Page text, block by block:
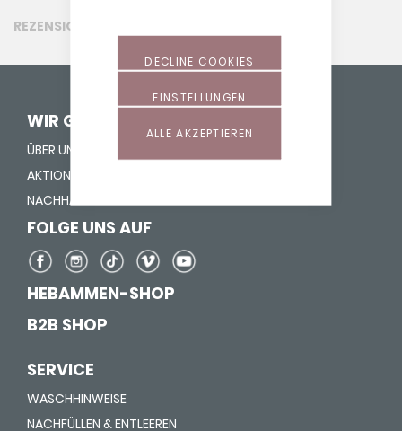
ALLE AKZEPTIEREN
EINSTELLUNGEN
DECLINE COOKIES
REZENSIONEN
WIR GEBEN LEBEN HALT
ÜBER UNS
AKTION "NASE REIN"
NACHHALTIGKEIT
FOLGE UNS AUF
HEBAMMEN-SHOP
B2B SHOP
SERVICE
WASCHHINWEISE
NACHFÜLLEN & ENTLEEREN